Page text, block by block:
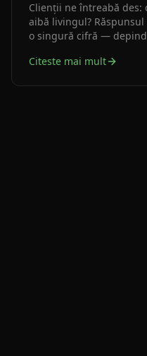
Clienții ne întreabă des:
aibă livingul?
o singură cifră —
apartamentului.
Citeste mai mult